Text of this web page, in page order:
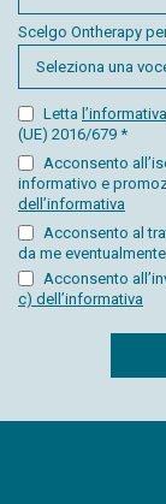
Scelgo Ontherapy
Letta
(UE) 2016/679 *
Acconsento
informativo e
dell’informativa
Acconsento al
da me
Acconsento
c) dell’informativa